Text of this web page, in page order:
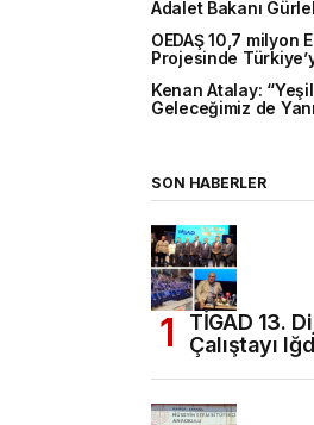
Adalet Bakanı
OEDAŞ 10,7 milyon
Projesinde
Kenan Atalay:
Geleceğimiz de
SON HABERLER
TİGAD 13.
Çalıştayı